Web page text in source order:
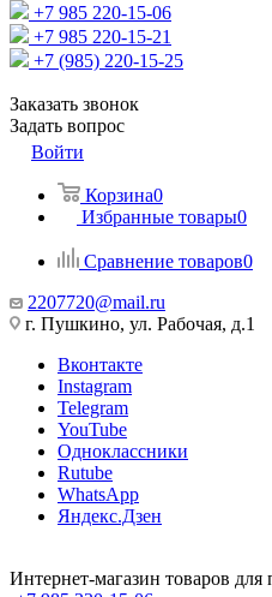
+7 985 220-15-06
+7 985 220-15-21
+7 (985) 220-15-25
Заказать звонок
Задать вопрос
Войти
Корзина0
Избранные товары0
Сравнение товаров0
2207720@mail.ru
г. Пушкино, ул. Рабочая, д.1
Вконтакте
Instagram
Telegram
YouTube
Одноклассники
Rutube
WhatsApp
Яндекс.Дзен
Интернет-магазин товаров для